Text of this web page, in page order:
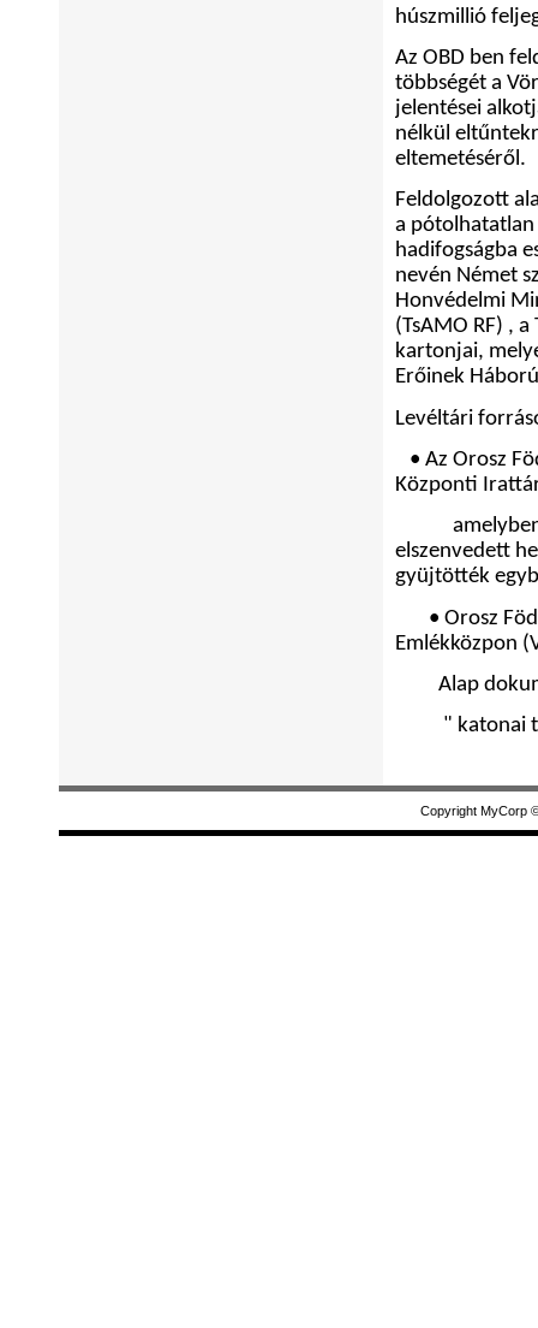
húszmillió
Az OBD ben
többségét a
jelentései
nélkül
eltemetéséről.
Feldolgozott
a pótolhatatlan
hadifogságba
nevén Német
Honvédelmi
(TsAMO RF) , a
kartonjai,
Erőinek
Levéltári
• Az Orosz
Központi
elszenvedett
gyüjtötték
• Orosz
Emlékközpon (
Alap
" katonai
Copyright MyCorp